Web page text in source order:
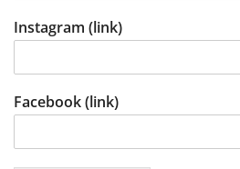
Instagram (link)
Facebook (link)